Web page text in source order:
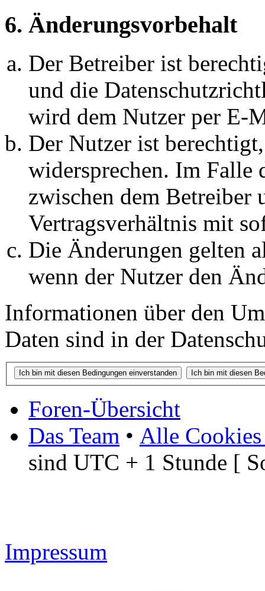
6. Änderungsvorbehalt
Der Betreiber ist
und die
wird dem Nutzer per E-
Der Nutzer ist
widersprechen. Im Falle
zwischen dem Betreiber
Vertragsverhältnis mit
Die Änderungen gelten
wenn der Nutzer den
Informationen über den
Daten sind in der
Foren-Übersicht
Das Team • Alle Cookies
sind UTC + 1 Stunde [
Impressum